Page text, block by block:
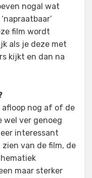
nogal wat
film wordt
als je deze met
kijkt en dan na
afloop nog af of de
wel ver genoeg
interessant
zien van de film, de
maar sterker